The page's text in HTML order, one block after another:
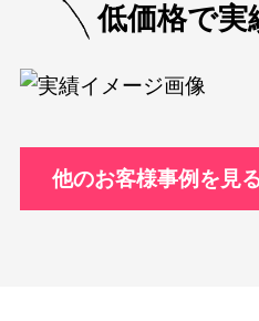
低価格で実
他のお客様事例を見